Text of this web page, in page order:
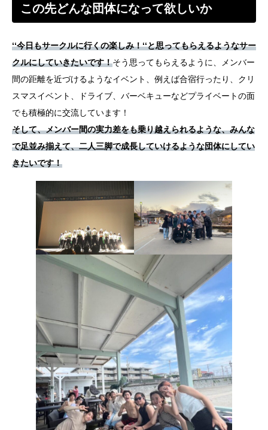
この先どんな団体になって欲しいか
‘‘今日もサークルに行くの楽しみ！‘‘と思ってもらえるようなサー
クルにしていきたいです！そう思ってもらえるように、メンバー
間の距離を近づけるようなイベント、例えば合宿行ったり、クリ
スマスイベント、ドライブ、バーベキューなどプライベートの面
でも積極的に交流しています！
そして、メンバー間の実力差をも乗り越えられるような、みんな
で足並み揃えて、二人三脚で成長していけるような団体にしてい
きたいです！